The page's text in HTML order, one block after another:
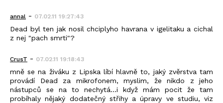
annal - 07.02.11 19:27:43
Dead byl ten jak nosil chciplyho havrana v igelitaku a cichal
z nej "pach smrti"?
CrusT - 07.02.11 19:18:43
mně se na živáku z Lipska líbí hlavně to, jaký zvěrstva tam
provádí Dead za mikrofonem, myslim, že nikdo z jeho
nástupců se na to nechytá...i když mám pocit že tam
probíhaly nějaký dodatečný střihy a úpravy ve studiu, viz